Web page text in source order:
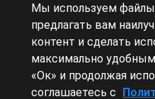
Сейчас на странице
Эту страницу никто не
Мы используем
предлагать вам
контент и сделать
максимально
«Ок» и продолжая
соглашаетесь с